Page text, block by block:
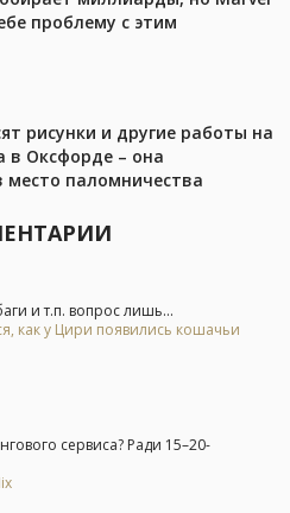
проблему с этим
рисунки и другие работы на
в Оксфорде – она
место паломничества
и т.п. вопрос лишь...
как у Цири появились кошачьи
сервиса? Ради 15–20-